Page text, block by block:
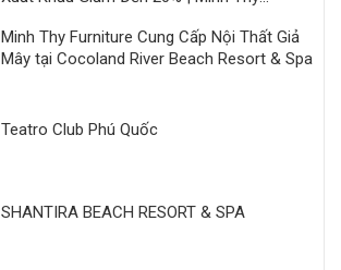
Minh Thy Furniture Cung Cấp Nội Thất Giả
Mây tại Cocoland River Beach Resort & Spa
Teatro Club Phú Quốc
SHANTIRA BEACH RESORT & SPA